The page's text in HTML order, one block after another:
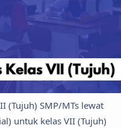
(Tujuh) SMP/MTs lewat
untuk kelas VII (Tujuh)